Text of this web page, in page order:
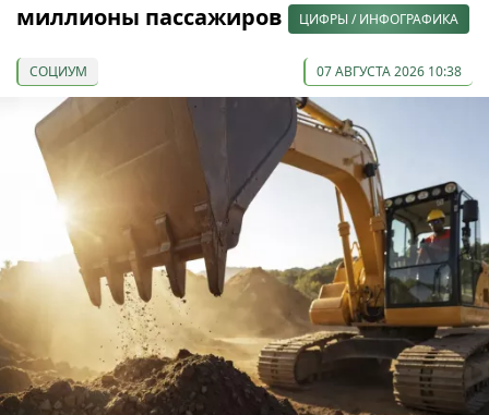
миллионы пассажиров
ЦИФРЫ / ИНФОГРАФИКА
СОЦИУМ 07 АВГУСТА 2026 10:38